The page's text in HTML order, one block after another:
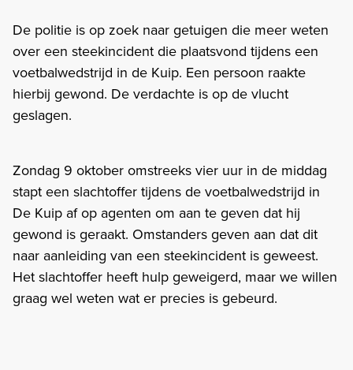
De politie is op zoek naar getuigen die meer weten
over een steekincident die plaatsvond tijdens een
voetbalwedstrijd in de Kuip. Een persoon raakte
hierbij gewond. De verdachte is op de vlucht
geslagen.
Zondag 9 oktober omstreeks vier uur in de middag
stapt een slachtoffer tijdens de voetbalwedstrijd in
De Kuip af op agenten om aan te geven dat hij
gewond is geraakt. Omstanders geven aan dat dit
naar aanleiding van een steekincident is geweest.
Het slachtoffer heeft hulp geweigerd, maar we willen
graag wel weten wat er precies is gebeurd.